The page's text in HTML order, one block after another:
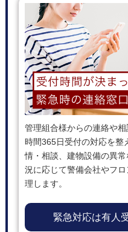
管理組合様からの連絡や
時間365日受付の対応を整
情・相談、建物設備の異
況に応じて警備会社やフ
理します。
緊急対応は有人